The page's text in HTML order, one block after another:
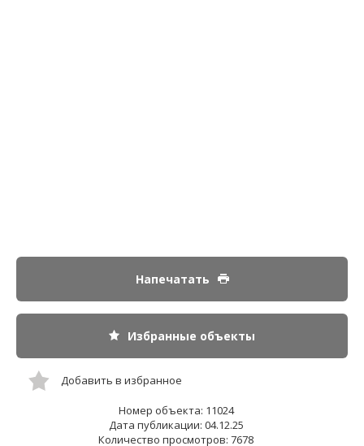
Напечатать
Избранные объекты
Добавить в избранное
Номер объекта: 11024
Дата публикации: 04.12.25
Количество просмотров: 7678